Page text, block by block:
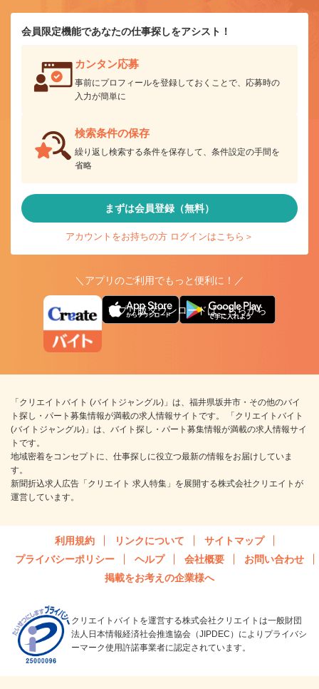
会員限定機能であなたの仕事探しをアシスト！
カンタン応募
事前にプロフィールを登録しておくことで、応募時の
入力が簡単に
検索条件の保存
繰り返し検索する条件を保存して、条件設定の手間を
省略
まずは会員登録（無料）
アカウントをお持ちの方 ログインはこちら＞
＼アプリのご利用でもっと便利に！／
アプリ版ダウンロードはこちらから
「クリエイトバイト (バイトジャングル)」は、福井県坂井市・その他のバイ
ト探し・パート募集情報が満載の求人情報サイトです。 「クリエイトバイト
(バイトジャングル)」は、バイト探し・パート募集情報が満載の求人情報サイ
トです。
地域密着をコンセプトに、仕事探しに役立つ最新の情報をお届けしていま
す。
新聞折込求人広告「クリエイト 求人特集」を展開する株式会社クリエイトが
運営しています。
利用規約 リンクについて
サイトマップ
プライバシーポリシー
ヘルプ 会社概要
お問い合わせ
掲載をお考えの企業様へ
クリエイトバイトを運営する株式会社クリエイトは一般財団
法人日本情報経済社会推進協会（JIPDEC）によりプライバシ
ーマーク使用許諾事業者に認定されています。